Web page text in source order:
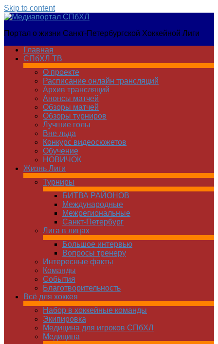
Skip to content
Медиапортал
Портал о жизни Санкт-Петербургской Хоккейной Лиги
Главная
СПбХЛ ТВ
О проекте
Расписание онлайн трансляций
Архив трансляций
Анонсы матчей
Обзоры матчей
Обзоры турниров
Лучшие голы
Вне льда
Конкурс видеосюжетов
Обучение
НОВИЧОК
Жизнь Лиги
Турниры
БИТВА РАЙОНОВ
Международные
Межрегиональные
Санкт-Петербург
Лига в лицах
Большое интервью
Вопросы тренеру
Интересные факты
Команды
Cобытия
Благотворительность
Всё для хоккея
Набор в хоккейные команды
Экипировка
Медицина для игроков СПбХЛ
Медицина